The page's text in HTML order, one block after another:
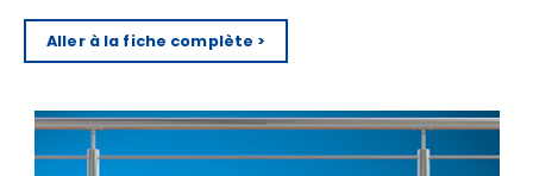
Aller à la fiche complète >